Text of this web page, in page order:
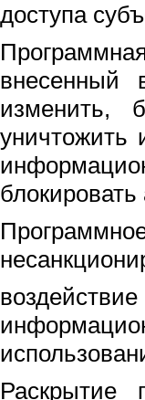
доступа
внесенный
изменить,
уничтожить